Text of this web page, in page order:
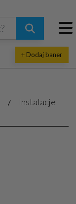
+ Dodaj baner
Instalacje